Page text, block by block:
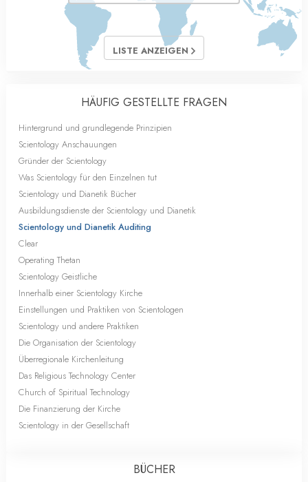
LISTE ANZEIGEN
HÄUFIG GESTELLTE FRAGEN
Hintergrund und grundlegende Prinzipien
Scientology Anschauungen
Gründer der Scientology
Was Scientology für den Einzelnen tut
Scientology und Dianetik Bücher
Ausbildungsdienste der Scientology und Dianetik
Scientology und Dianetik Auditing
Clear
Operating Thetan
Scientology Geistliche
Innerhalb einer Scientology Kirche
Einstellungen und Praktiken von Scientologen
Scientology und andere Praktiken
Die Organisation der Scientology
Überregionale Kirchenleitung
Das Religious Technology Center
Church of Spiritual Technology
Die Finanzierung der Kirche
Scientology in der Gesellschaft
BÜCHER